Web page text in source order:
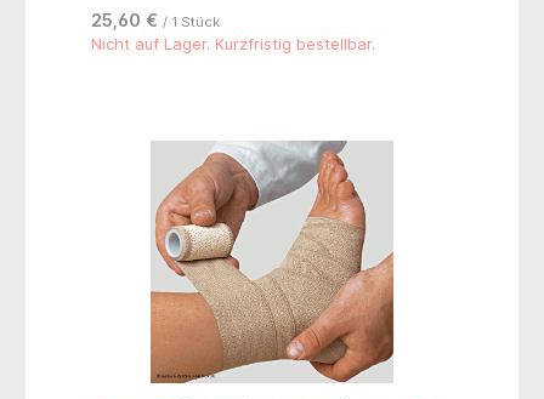
Kompressionsverbände in der Phlebologie, für
funktionelle Verbände in der Sportmedizin, zum
Stützen und Entlasten, bei Kontusionen,
25,60 € / 1 Stück
Nicht auf Lager. Kurzfristig bestellbar.